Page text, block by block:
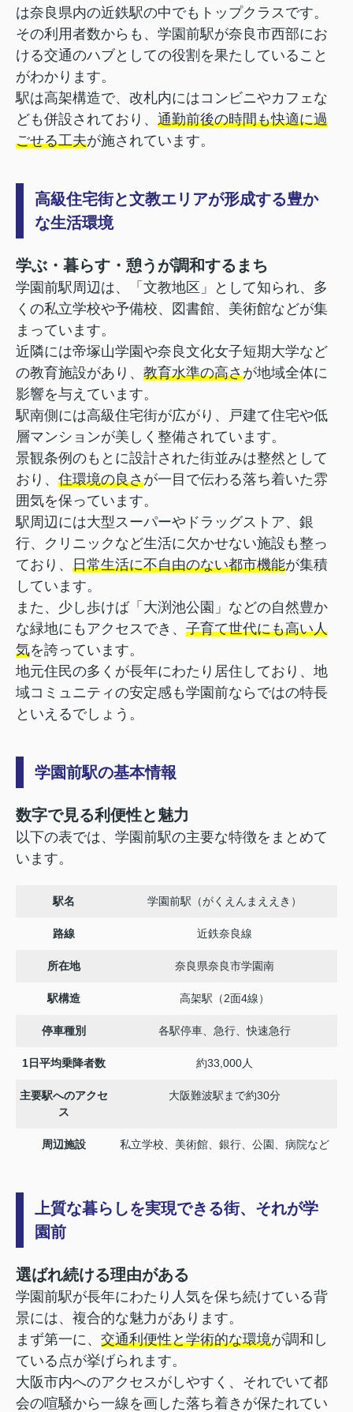
は奈良県内の近鉄駅の中でもトップクラスです。
その利用者数からも、学園前駅が奈良市西部にお
ける交通のハブとしての役割を果たしていること
がわかります。
駅は高架構造で、改札内にはコンビニやカフェな
ども併設されており、 通勤前後の時間も快適に過
ごせる工夫が施されています。
高級住宅街と文教エリアが形成する豊か
な生活環境
学ぶ・暮らす・憩うが調和するまち
学園前駅周辺は、「文教地区」として知られ、多
くの私立学校や予備校、図書館、美術館などが集
まっています。
近隣には帝塚山学園や奈良文化女子短期大学など
の教育施設があり、 教育水準の高さが地域全体に
影響を与えています。
駅南側には高級住宅街が広がり、戸建て住宅や低
層マンションが美しく整備されています。
景観条例のもとに設計された街並みは整然として
おり、 住環境の良さが一目で伝わる落ち着いた雰
囲気を保っています。
駅周辺には大型スーパーやドラッグストア、銀
行、クリニックなど生活に欠かせない施設も整っ
ており、 日常生活に不自由のない都市機能が集積
しています。
また、少し歩けば「大渕池公園」などの自然豊か
な緑地にもアクセスでき、 子育て世代にも高い人
気を誇っています。
地元住民の多くが長年にわたり居住しており、地
域コミュニティの安定感も学園前ならではの特長
といえるでしょう。
学園前駅の基本情報
数字で見る利便性と魅力
以下の表では、学園前駅の主要な特徴をまとめて
います。
駅名 学園前駅（がくえんまええき）
路線 近鉄奈良線
所在地 奈良県奈良市学園南
駅構造 高架駅（2面4線）
停車種別 各駅停車、急行、快速急行
1日平均乗降者数 約33,000人
主要駅へのアクセ
ス
大阪難波駅まで約30分
周辺施設 私立学校、美術館、銀行、公園、病院など
上質な暮らしを実現できる街、それが学
園前
選ばれ続ける理由がある
学園前駅が長年にわたり人気を保ち続けている背
景には、複合的な魅力があります。
まず第一に、 交通利便性と学術的な環境が調和し
ている点が挙げられます。
大阪市内へのアクセスがしやすく、それでいて都
会の喧騒から一線を画した落ち着きが保たれてい